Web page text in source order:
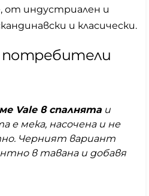
от индустриален и
и класически.
потребители
Vale в спалнята и
е мека, насочена и не
Черният вариант
в тавана и добавя